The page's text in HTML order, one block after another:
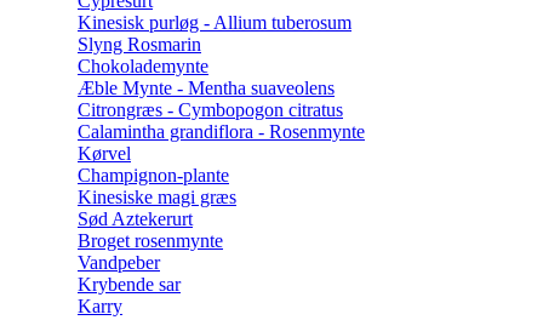
Kinesisk purløg - Allium tuberosum
Slyng Rosmarin
Chokolademynte
Æble Mynte - Mentha suaveolens
Citrongræs - Cymbopogon citratus
Calamintha grandiflora - Rosenmynte
Kørvel
Champignon-plante
Kinesiske magi græs
Sød Aztekerurt
Broget rosenmynte
Vandpeber
Krybende sar
Karry